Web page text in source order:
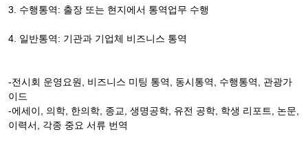
3. 수행통역: 출장 또는 현지에서 통역업무 수행
4. 일반통역: 기관과 기업체 비즈니스 통역
-전시회 운영요원, 비즈니스 미팅 통역, 동시통역, 수행통역, 관광가
이드
-에세이, 의학, 한의학, 종교, 생명공학, 유전 공학, 학생 리포트, 논문,
이력서, 각종 중요 서류 번역